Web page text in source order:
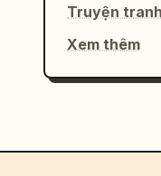
Truyện
Xem thêm